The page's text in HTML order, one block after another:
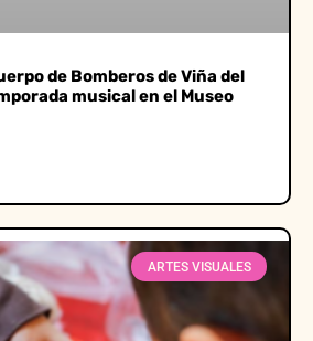
de Bomberos de Viña del
musical en el Museo
ARTES VISUALES